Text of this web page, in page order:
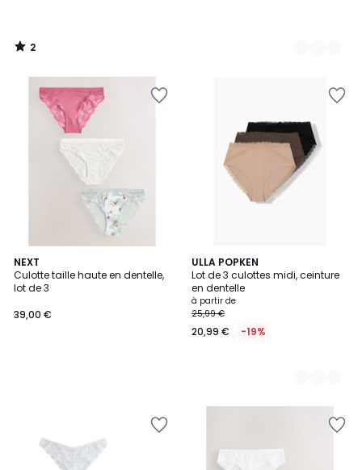
2
/
NEXT
Culotte taille haute en dentelle,
lot de 3
39,00 €
ULLA POPKEN
Lot de 3 culottes midi, ceinture
en dentelle
à partir de
25,99 €
20,99 € -19%
5
Couleurs